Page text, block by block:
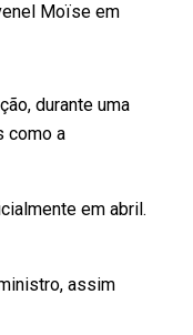
Moïse em
durante uma
como a
em abril.
assim